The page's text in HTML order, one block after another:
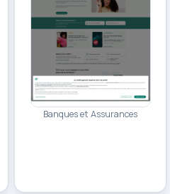
Banques et Assurances